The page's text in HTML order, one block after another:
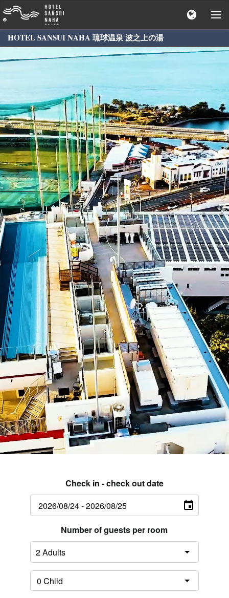
HOTEL SANSUI NAHA 琉球温泉 波之上の湯
Check in - check out date
Number of guests per room